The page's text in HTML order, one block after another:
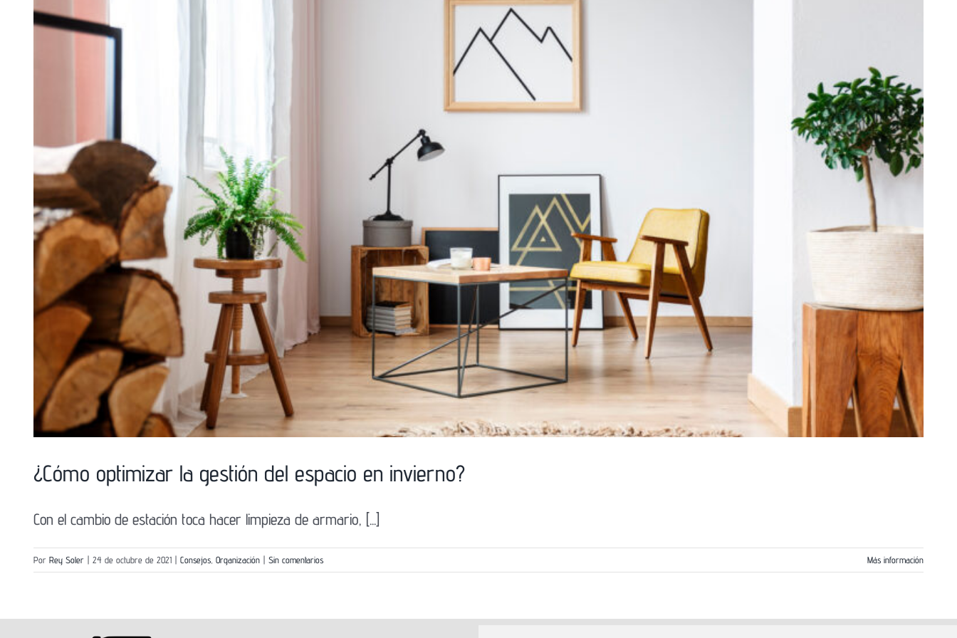
¿Cómo optimizar la gestión del espacio en invierno?
Con el cambio de estación toca hacer limpieza de armario, [...]
Por Rey Soler | 24 de octubre de 2021 | Consejos Organización | Sin comentarios Más información